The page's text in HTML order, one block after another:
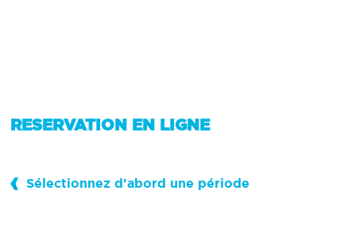
RESERVATION EN LIGNE
Sélectionnez d'abord une période